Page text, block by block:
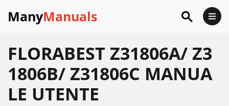
ManyManuals
FLORABEST Z31806A/ Z3
1806B/ Z31806C MANUA
LE UTENTE